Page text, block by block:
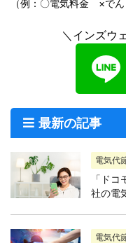
（例：〇電気料金 ×でん
＼インズウ
最新の記事
電気代
「ド
社の電
電気代